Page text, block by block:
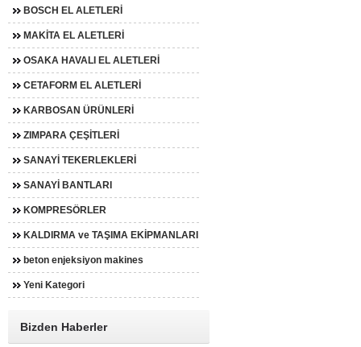
BOSCH EL ALETLERİ
MAKİTA EL ALETLERİ
OSAKA HAVALI EL ALETLERİ
CETAFORM EL ALETLERİ
KARBOSAN ÜRÜNLERİ
ZIMPARA ÇEŞİTLERİ
SANAYİ TEKERLEKLERİ
SANAYİ BANTLARI
KOMPRESÖRLER
KALDIRMA ve TAŞIMA EKİPMANLARI
beton enjeksiyon makines
Yeni Kategori
Bizden Haberler